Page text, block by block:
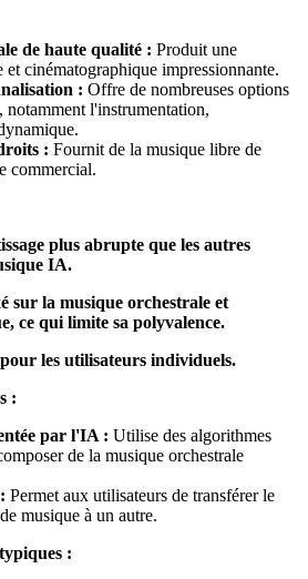
de haute qualité : Produit une
et cinématographique impressionnante.
: Offre de nombreuses options
notamment l'instrumentation,
: Fournit de la musique libre de
commercial.
plus abrupte que les autres
IA.
sur la musique orchestrale et
ce qui limite sa polyvalence.
les utilisateurs individuels.
:
par l'IA : Utilise des algorithmes
de la musique orchestrale
Permet aux utilisateurs de transférer le
musique à un autre.
: